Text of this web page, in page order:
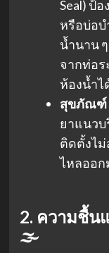
Seal) ป้
หรือบ่อ
น้ำนาน
จากท่อร
ห้องน้ำไ
สุขภัณฑ์
ยาแนว
ติดตั้งไ
ไหลออ
2. ความชื้น
🌫️